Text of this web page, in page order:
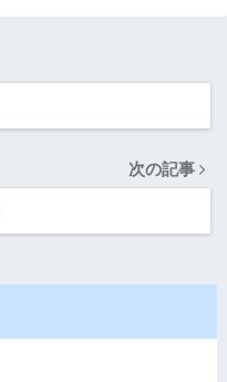
次の記事